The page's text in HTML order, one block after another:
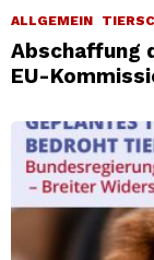
ALLGEMEIN
Abschaffung
EU-